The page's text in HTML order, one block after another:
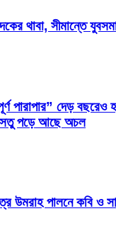
থাবা, সীমান্তে
পারাপার” দেড়
সেতু পড়ে আছে অচল
উমরাহ পালনে কবি ও